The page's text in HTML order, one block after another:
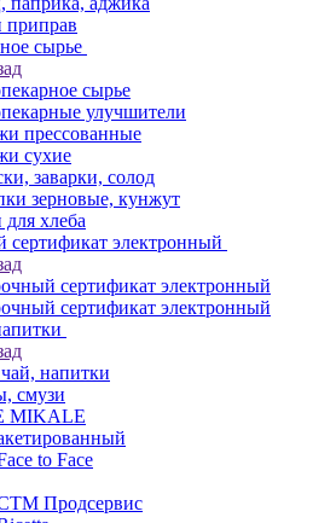
приправ
сырье
сырье
улучшители
прессованные
сухие
заварки, солод
зерновые, кунжут
хлеба
сертификат электронный
сертификат электронный
сертификат электронный
напитки
смузи
to Face
Продсервис